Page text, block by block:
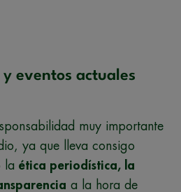
eventos actuales
muy importante
ya que lleva consigo
la ética periodística, la
a la hora de